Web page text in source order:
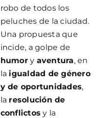
robo de todos los
peluches de la ciudad.
Una propuesta que
incide, a golpe de
humory aventura, en
la igualdad de género
y de oportunidades,
la resolución de
conflictos y la